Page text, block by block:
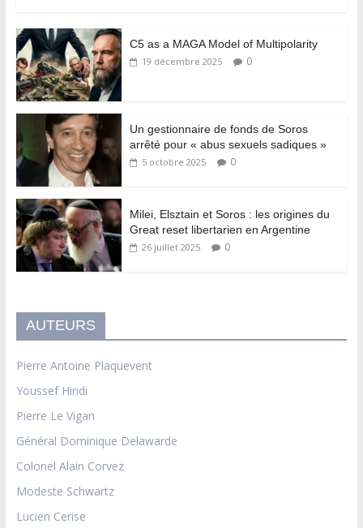
C5 as a MAGA Model of Multipolarity
19 décembre 2025 0
Un gestionnaire de fonds de Soros
arrêté pour « abus sexuels sadiques »
5 octobre 2025 0
Milei, Elsztain et Soros : les origines du
Great reset libertarien en Argentine
26 juillet 2025 0
AUTEURS
Pierre Antoine Plaquevent
Youssef Hindi
Pierre Le Vigan
Général Dominique Delawarde
Colonel Alain Corvez
Modeste Schwartz
Lucien Cerise